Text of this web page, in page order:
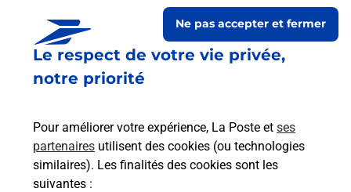
Le respect de votre vie privée,
notre priorité
Pour améliorer votre expérience, La Poste et ses
partenaires utilisent des cookies (ou technologies
similaires). Les finalités des cookies sont les
suivantes :
Ne pas accepter et fermer
Le lien s'ouvre dans un nouvel onglet